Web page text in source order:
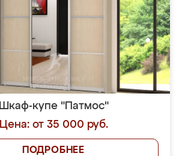
Шкаф-купе "Патмос"
Цена: от 35 000 руб.
ПОДРОБНЕЕ